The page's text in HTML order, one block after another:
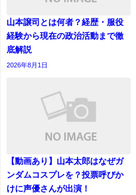
山本譲司とは何者？経歴・服役
経験から現在の政治活動まで徹
底解説
2026年8月1日
【動画あり】山本太郎はなぜガ
ンダムコスプレを？投票呼びか
けに声優さんが出演！